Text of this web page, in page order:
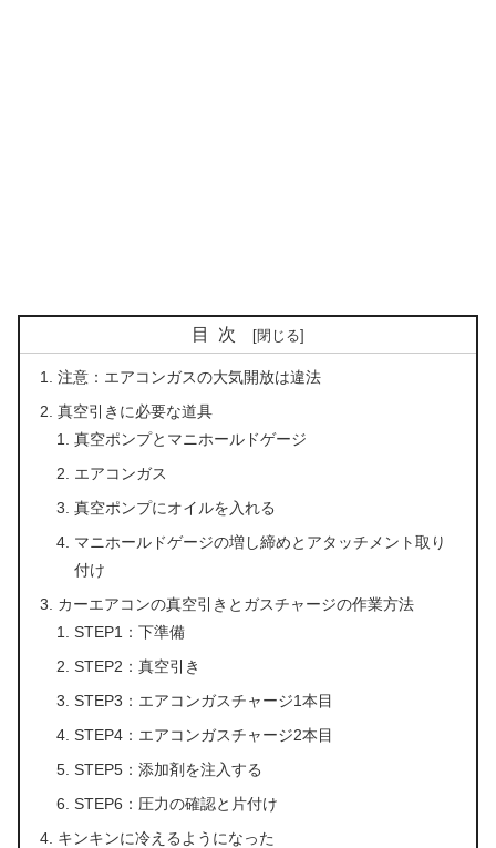
目次
注意：エアコンガスの大気開放は違法
真空引きに必要な道具
真空ポンプとマニホールドゲージ
エアコンガス
真空ポンプにオイルを入れる
マニホールドゲージの増し締めとアタッチメント取り
付け
カーエアコンの真空引きとガスチャージの作業方法
STEP1：下準備
STEP2：真空引き
STEP3：エアコンガスチャージ1本目
STEP4：エアコンガスチャージ2本目
STEP5：添加剤を注入する
STEP6：圧力の確認と片付け
キンキンに冷えるようになった